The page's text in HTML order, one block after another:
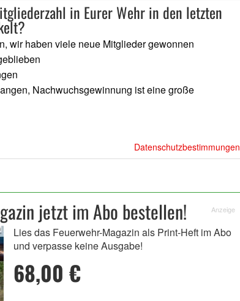
in Eurer Wehr in den letzten
wir haben viele neue Mitglieder gewonnen
Nachwuchsgewinnung ist eine große
Datenschutzbestimmungen
jetzt im Abo bestellen! Anzeige
Lies das Feuerwehr-Magazin als Print-Heft im Abo
und verpasse keine Ausgabe!
68,00 €